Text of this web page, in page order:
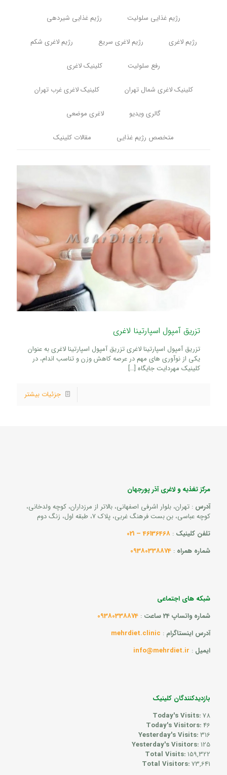
رژیم غذایی سلولیت رژیم غذایی شیردهی
رژیم لاغری رژیم لاغری سریع رژیم لاغری شکم
رفع سلولیت کلینیک لاغری
کلینیک لاغری شمال تهران کلینیک لاغری غرب تهران
گالری ویدیو لاغری موضعی
متخصص رژیم غذایی مقالات کلینیک
تزریق آمپول اسپارتینا لاغری
تزریق آمپول اسپارتینا لاغری تزریق آمپول اسپارتینا لاغری به عنوان
یکی از نوآوری های مهم در عرصه کاهش وزن و تناسب اندام، در
کلینیک مهردایت جایگاه […]
جزئیات بیشتر
مرکز تغذیه و لاغری آذر پورجهان
آدرس : تهران، بلوار اشرفی اصفهانی، بالاتر از مرزداران، کوچه ولدخانی،
کوچه عباسی، بن بست فرهنگ غربی، پلاک 7، طبقه اول، زنگ دوم
تلفن کلینیک :
46136468 – 021
شماره همراه :
09380338874
شبکه های اجتماعی
شماره واتساپ 24 ساعت
:
09380338874
آدرس اینستاگرام :
mehrdiet.clinic
ایمیل :
info@mehrdiet.ir
بازدیدکنندگان کلینیک
Today's Visits:78
Today's Visitors:46
Yesterday's Visits:316
Yesterday's Visitors:125
Total Visits:159,322
Total Visitors:73,641